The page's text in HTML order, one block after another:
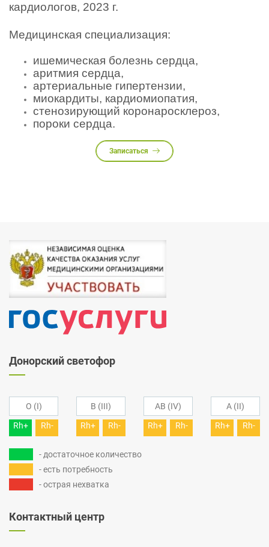
кардиологов, 2023 г.
Медицинская специализация:
ишемическая болезнь сердца,
аритмия сердца,
артериальные гипертензии,
миокардиты, кардиомиопатия,
стенозирующий коронаросклероз,
пороки сердца.
Записаться
Донорский светофор
O (I)
Rh+
Rh-
B (III)
Rh+
Rh-
AB (IV)
Rh+
Rh-
A (II)
Rh+
Rh-
- достаточное количество
- есть потребность
- острая нехватка
Контактный центр